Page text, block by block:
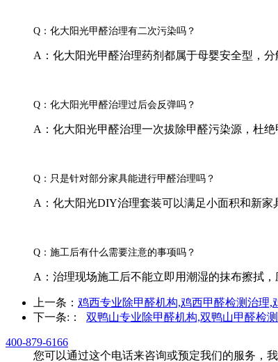
Q：化大阳光甲醛治理有二次污染吗？
A：化大阳光甲醛治理药剂都属于母婴安全型，分
Q：化大阳光甲醛治理过后会反弹吗？
A：化大阳光甲醛治理一次拔除甲醛污染源，杜绝
Q：只是针对部分家具能进行甲醛治理吗？
A：化大阳光DIY治理套装可以满足小面积和新家
Q：施工后有什么需要注意的事项吗？
A：治理现场施工后不能立即用潮湿的抹布擦拭
上一条： 鸡西专业除甲醛机构,鸡西甲醛检测治理
下一条: ： 双鸭山专业除甲醛机构,双鸭山甲醛检
400-879-6166
您可以通过这个电话来咨询或预定我们的服务，